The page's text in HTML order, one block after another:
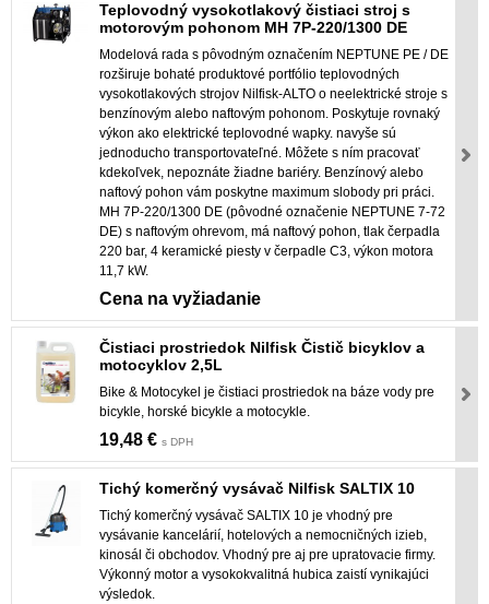
Teplovodný vysokotlakový čistiaci stroj s
motorovým pohonom MH 7P-220/1300 DE
Modelová rada s pôvodným označením NEPTUNE PE / DE
rozširuje bohaté produktové portfólio teplovodných
vysokotlakových strojov Nilfisk-ALTO o neelektrické stroje s
benzínovým alebo naftovým pohonom. Poskytuje rovnaký
výkon ako elektrické teplovodné wapky. navyše sú
jednoducho transportovateľné. Môžete s ním pracovať
kdekoľvek, nepoznáte žiadne bariéry. Benzínový alebo
naftový pohon vám poskytne maximum slobody pri práci.
MH 7P-220/1300 DE (pôvodné označenie NEPTUNE 7-72
DE) s naftovým ohrevom, má naftový pohon, tlak čerpadla
220 bar, 4 keramické piesty v čerpadle C3, výkon motora
11,7 kW.
Cena na vyžiadanie
Čistiaci prostriedok Nilfisk Čistič bicyklov a
motocyklov 2,5L
Bike & Motocykel je čistiaci prostriedok na báze vody pre
bicykle, horské bicykle a motocykle.
19,48 € s DPH
Tichý komerčný vysávač Nilfisk SALTIX 10
Tichý komerčný vysávač SALTIX 10 je vhodný pre
vysávanie kancelárií, hotelových a nemocničných izieb,
kinosál či obchodov. Vhodný pre aj pre upratovacie firmy.
Výkonný motor a vysokokvalitná hubica zaistí vynikajúci
výsledok.